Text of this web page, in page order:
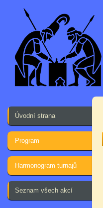
Úvodní strana
Program
Harmonogram turnajů
Seznam všech akcí